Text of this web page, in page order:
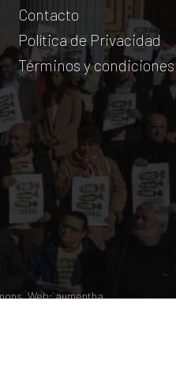
Contacto
Política de Privacidad
Términos y condiciones
. Web:aumentha